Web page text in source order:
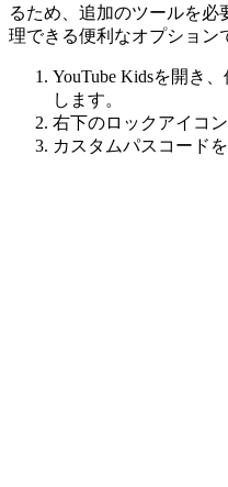
るため、追加のツールを必
理できる便利なオプション
YouTube Kidsを開き
します。
右下のロックアイコ
カスタムパスコード